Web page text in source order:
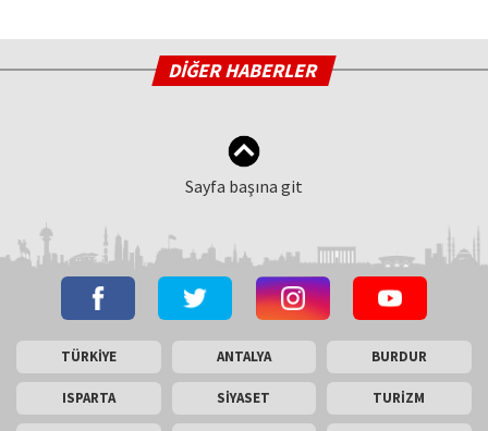
DİĞER HABERLER
Sayfa başına git
TÜRKİYE ANTALYA BURDUR
ISPARTA SİYASET TURİZM